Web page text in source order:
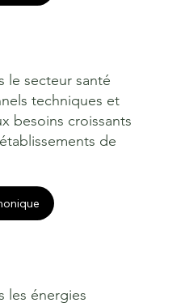
le secteur santé
techniques et
besoins croissants
de
les énergies